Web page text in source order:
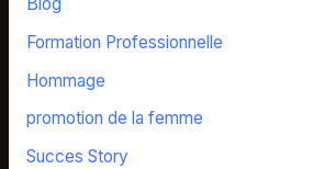
Formation Professionnelle
Hommage
promotion de la femme
Succes Story